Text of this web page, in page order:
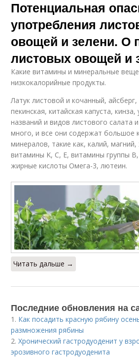
Потенциальная
употребления
овощей и зелени. О
листовых овощей и
Какие витамины и минеральные
низкокалорийные продукты.
Латук листовой и кочанный,
пекинская, китайская капуста,
названий и видов листового салата
много, и все они содержат большое
минералов, такие как, калий,
витамины K, C, E, витамины группы
жирные кислоты Омега-3, лютеин.
Читать дальше →
Последние обновления на
1. Как посадить красную рябину
размножения рябины
2.Хронический гастродуоденит у
эрозивного гастродуоденита